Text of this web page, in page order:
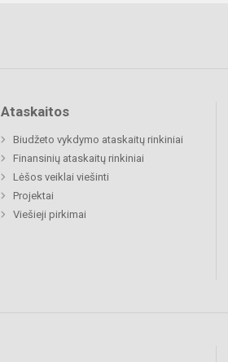
Ataskaitos
Biudžeto vykdymo ataskaitų rinkiniai
Finansinių ataskaitų rinkiniai
Lėšos veiklai viešinti
Projektai
Viešieji pirkimai